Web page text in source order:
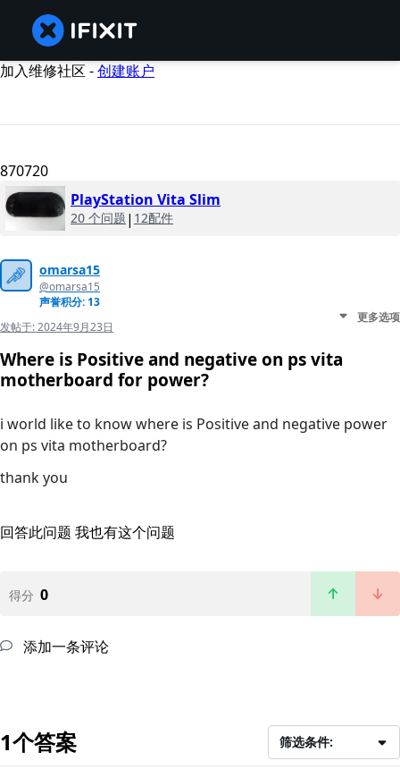
加入维修社区 -创建账户
870720
PlayStation Vita Slim
20 个问题 | 12配件
omarsa15
@omarsa15
声誉积分: 13
发帖于:2024年9月23日
更多选项
Where is Positive and negative on ps vita
motherboard for power?
i world like to know where is Positive and negative power
on ps vita motherboard?
thank you
回答此问题 我也有这个问题
得分 0
添加一条评论
1个答案 筛选条件: